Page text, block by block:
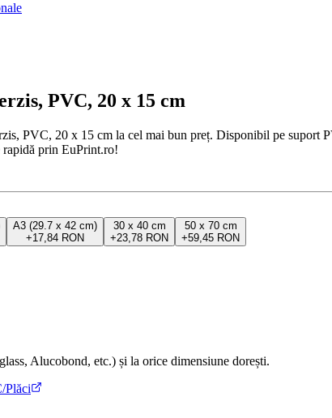
PVC, 20 x 15 cm
PVC, 20 x 15 cm la cel mai bun preț. Disponibil pe
prin EuPrint.ro!
A3 (29.7 x 42 cm)
+17,84 RON
30 x 40 cm
+23,78 RON
50 x 70 cm
+59,45 RON
Alucobond, etc.) și la orice dimensiune dorești.
Plăci